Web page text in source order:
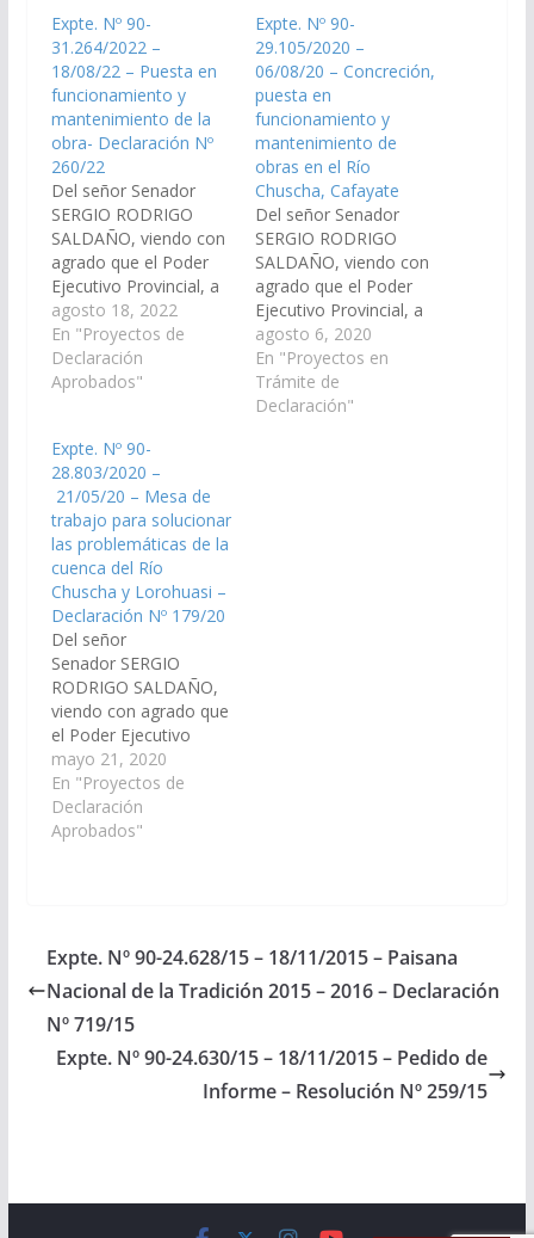
Expte. Nº 90-
31.264/2022 –
18/08/22 – Puesta en
funcionamiento y
mantenimiento de la
obra- Declaración Nº
260/22
Del señor Senador
SERGIO RODRIGO
SALDAÑO, viendo con
agrado que el Poder
Ejecutivo Provincial, a
través del Ministerio de
Infraestructura se
realicen las gestiones
necesarias para la
mantenimiento de la
obra: a)sistema de
mangueras en
Quebrada Onda,
ubicada en la Cuenca
alta del Rio Chuscha;…
agosto 18, 2022
En "Proyectos de
Declaración
Aprobados"
Expte. Nº 90-
29.105/2020 –
06/08/20 – Concreción,
puesta en
funcionamiento y
mantenimiento de
obras en el Río
Chuscha, Cafayate
Del señor Senador
SERGIO RODRIGO
SALDAÑO, viendo con
agrado que el Poder
Ejecutivo Provincial, a
través del Ministerio de
Infraestructura se
realicen las gestiones
necesarias para la
agosto 6, 2020
En "Proyectos en
Trámite de
Declaración"
Expte. Nº 90-
28.803/2020 –
21/05/20 – Mesa de
trabajo para solucionar
las problemáticas de la
cuenca del Río
Chuscha y Lorohuasi –
Declaración Nº 179/20
Del señor
Senador SERGIO
RODRIGO SALDAÑO,
viendo con agrado que
el Poder Ejecutivo
Provincial, realice las
tramitaciones
necesarias a fines de
concretar el armado
Chuscha y Lorohuasi,
departamento de
Cafayate. (Expte. Nº
90-28.803/2020, a
la Comisión de Obras
Públicas…
mayo 21, 2020
En "Proyectos de
Declaración
Aprobados"
Expte. Nº 90-24.628/15 – 18/11/2015 – Paisana
Nacional de la Tradición 2015 – 2016 – Declaración
Nº 719/15
Expte. Nº 90-24.630/15 – 18/11/2015 – Pedido de
Informe – Resolución Nº 259/15